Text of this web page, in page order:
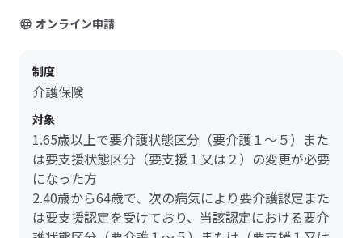
オンライン申請
制度
介護保険
対象
1.65歳以上で要介護状態区分（要介護１～５）また
は要支援状態区分（要支援１又は２）の変更が必要
になった方
2.40歳から64歳で、次の病気により要介護認定また
は要支援認定を受けており、当該認定における要介